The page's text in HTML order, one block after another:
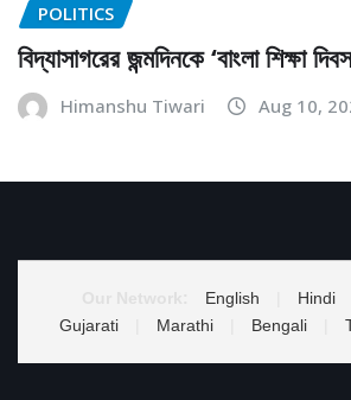
POLITICS
বিদ্যাসাগরের জন্মদিনকে ‘বাংলা শিক্ষা
Himanshu Tiwari Aug 10,
English Hindi
Gujarati
Marathi Bengali